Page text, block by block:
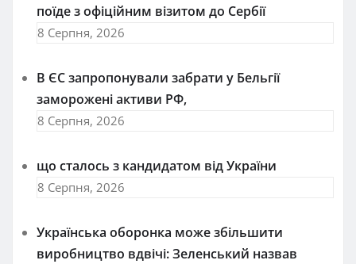
поїде з офіційним візитом до Сербії
8 Серпня, 2026
В ЄС запропонували забрати у Бельгії
заморожені активи РФ,
8 Серпня, 2026
що сталось з кандидатом від України
8 Серпня, 2026
Українська оборонка може збільшити
виробництво вдвічі: Зеленський назвав